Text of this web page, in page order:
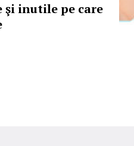
şi inutile pe care